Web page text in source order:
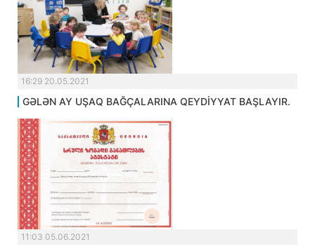
16:29 20.05.2021
GƏLƏN AY UŞAQ BAĞÇALARINA QEYDİYYAT BAŞLAYIR.
11:03 05.06.2021